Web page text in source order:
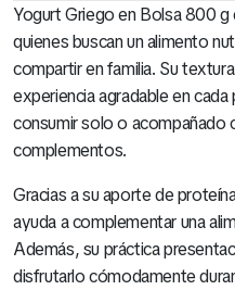
Yogurt Griego en Bolsa 800 g
quienes buscan un alimento
compartir en familia. Su
experiencia agradable en
consumir solo o
complementos.
Gracias a su aporte de
ayuda a complementar una
Además, su práctica
disfrutarlo cómodamente